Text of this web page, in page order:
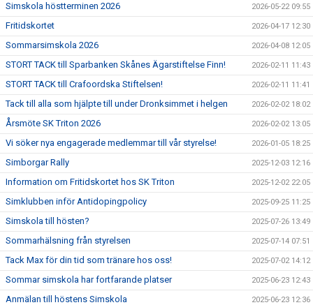
Simskola höstterminen 2026 2026-05-22 09:55
Fritidskortet 2026-04-17 12:30
Sommarsimskola 2026 2026-04-08 12:05
STORT TACK till Sparbanken Skånes Ägarstiftelse Finn! 2026-02-11 11:43
STORT TACK till Crafoordska Stiftelsen! 2026-02-11 11:41
Tack till alla som hjälpte till under Dronksimmet i helgen 2026-02-02 18:02
Årsmöte SK Triton 2026 2026-02-02 13:05
Vi söker nya engagerade medlemmar till vår styrelse! 2026-01-05 18:25
Simborgar Rally 2025-12-03 12:16
Information om Fritidskortet hos SK Triton 2025-12-02 22:05
Simklubben inför Antidopingpolicy 2025-09-25 11:25
Simskola till hösten? 2025-07-26 13:49
Sommarhälsning från styrelsen 2025-07-14 07:51
Tack Max för din tid som tränare hos oss! 2025-07-02 14:12
Sommar simskola har fortfarande platser 2025-06-23 12:43
Anmälan till höstens Simskola 2025-06-23 12:36